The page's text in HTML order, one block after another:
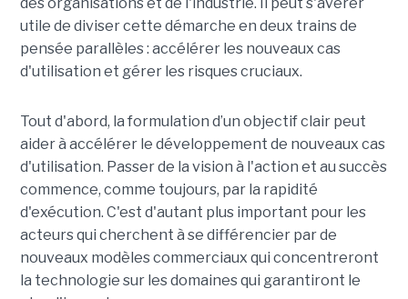
des organisations et de l'industrie. Il peut s'avérer
utile de diviser cette démarche en deux trains de
pensée parallèles : accélérer les nouveaux cas
d'utilisation et gérer les risques cruciaux.
Tout d'abord, la formulation d’un objectif clair peut
aider à accélérer le développement de nouveaux cas
d'utilisation. Passer de la vision à l'action et au succès
commence, comme toujours, par la rapidité
d'exécution. C'est d'autant plus important pour les
acteurs qui cherchent à se différencier par de
nouveaux modèles commerciaux qui concentreront
la technologie sur les domaines qui garantiront le